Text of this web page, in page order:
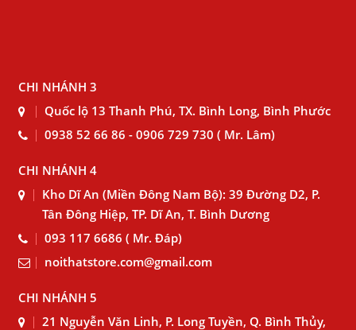
CHI NHÁNH 3
Quốc lộ 13 Thanh Phú, TX. Bình Long, Bình Phước
0938 52 66 86 - 0906 729 730 ( Mr. Lâm)
CHI NHÁNH 4
Kho Dĩ An (Miền Đông Nam Bộ): 39 Đường D2, P.
Tân Đông Hiệp, TP. Dĩ An, T. Bình Dương
093 117 6686 ( Mr. Đáp)
noithatstore.com@gmail.com
CHI NHÁNH 5
21 Nguyễn Văn Linh, P. Long Tuyền, Q. Bình Thủy,